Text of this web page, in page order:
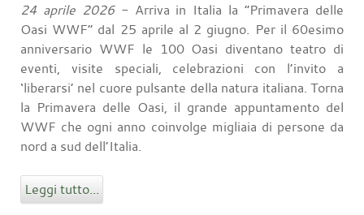
24 aprile 2026- Arriva in Italia la “Primavera delle
Oasi WWF” dal 25 aprile al 2 giugno. Per il 60esimo
anniversario WWF le 100 Oasi diventano teatro di
eventi, visite speciali, celebrazioni con l’invito a
‘liberarsi’ nel cuore pulsante della natura italiana. Torna
la Primavera delle Oasi, il grande appuntamento del
WWF che ogni anno coinvolge migliaia di persone da
nord a sud dell’Italia.
Leggi tutto...